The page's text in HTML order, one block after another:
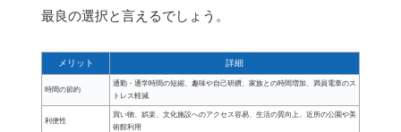
最良の選択と言えるでしょう。
メリット 詳細
時間の節約
通勤・通学時間の短縮、趣味や自己研鑽、家族との時間増加、満員電車のス
トレス軽減
利便性
買い物、娯楽、文化施設へのアクセス容易、生活の質向上、近所の公園や美
術館利用